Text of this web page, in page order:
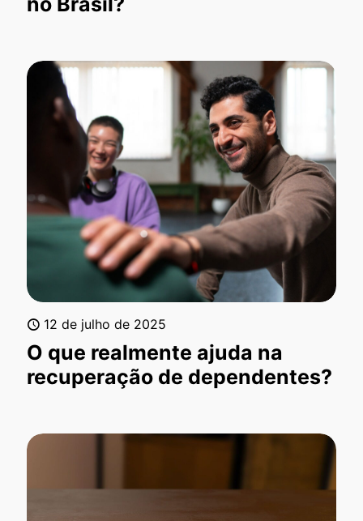
12 de julho de 2025
O que realmente ajuda na
recuperação de dependentes?